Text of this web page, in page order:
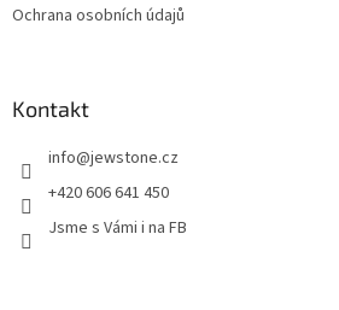
Ochrana osobních údajů
Kontakt
info@jewstone.cz
+420 606 641 450
Jsme s Vámi i na FB